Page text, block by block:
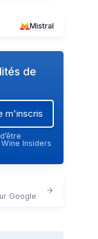
Mistral
de
m'inscris
Insiders
Google